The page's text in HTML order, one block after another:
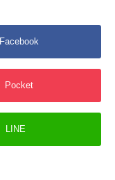
Facebook
Pocket
LINE